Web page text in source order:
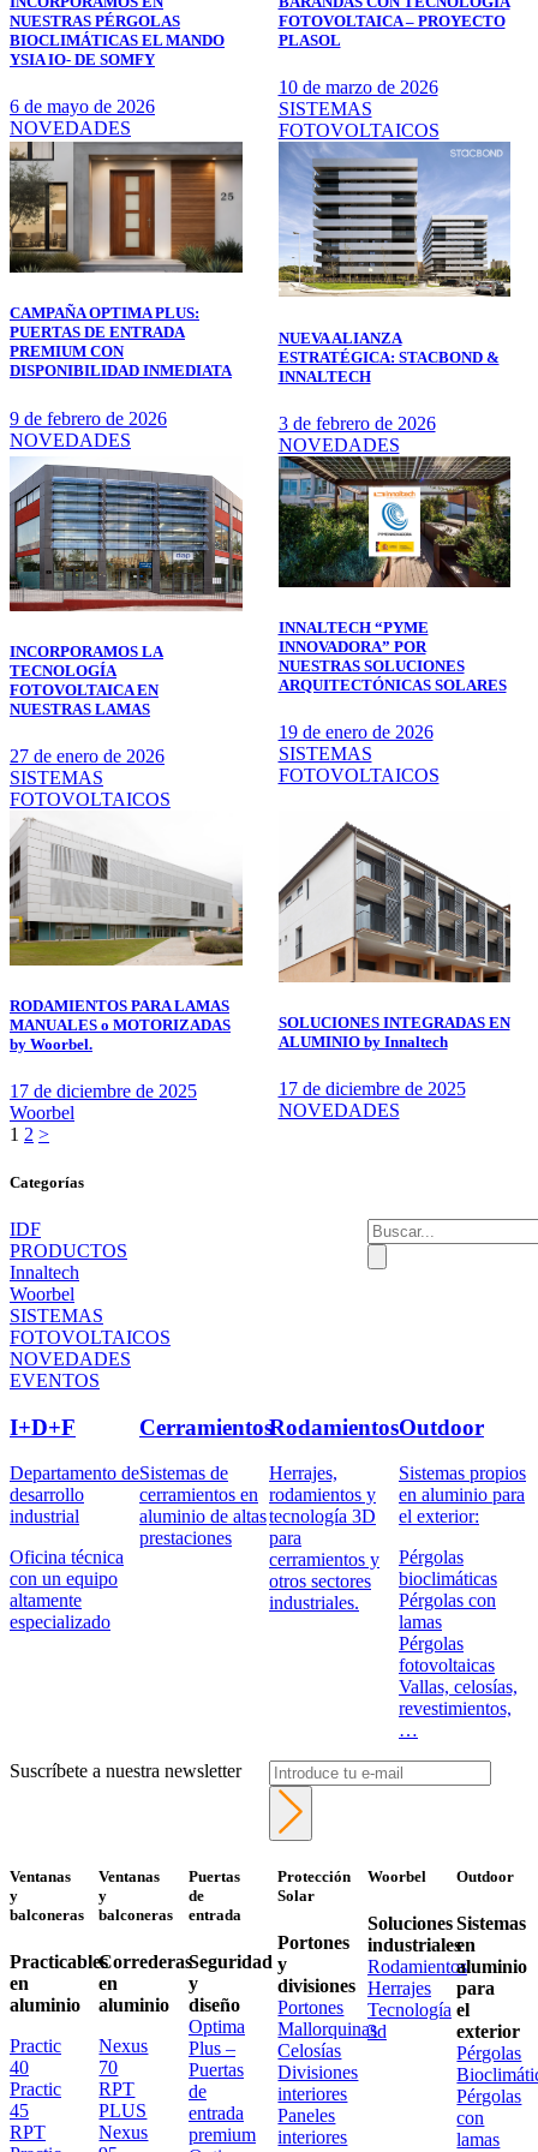
NUESTRAS PÉRGOLAS
BIOCLIMÁTICAS EL MANDO
YSIA IO- DE SOMFY
6 de mayo de 2026
NOVEDADES
FOTOVOLTAICA – PROYECTO
PLASOL
10 de marzo de 2026
SISTEMAS
FOTOVOLTAICOS
CAMPAÑA OPTIMA PLUS:
PUERTAS DE ENTRADA
PREMIUM CON
DISPONIBILIDAD INMEDIATA
9 de febrero de 2026
NOVEDADES
NUEVA ALIANZA
ESTRATÉGICA: STACBOND &
INNALTECH
3 de febrero de 2026
NOVEDADES
INCORPORAMOS LA
TECNOLOGÍA
FOTOVOLTAICA EN
NUESTRAS LAMAS
27 de enero de 2026
SISTEMAS
FOTOVOLTAICOS
INNALTECH “PYME
INNOVADORA” POR
NUESTRAS SOLUCIONES
ARQUITECTÓNICAS SOLARES
19 de enero de 2026
SISTEMAS
FOTOVOLTAICOS
RODAMIENTOS PARA LAMAS
MANUALES o MOTORIZADAS
by Woorbel.
17 de diciembre de 2025
Woorbel
SOLUCIONES INTEGRADAS EN
ALUMINIO by Innaltech
17 de diciembre de 2025
NOVEDADES
1 2 >
Categorías
IDF
PRODUCTOS
Innaltech
Woorbel
SISTEMAS
FOTOVOLTAICOS
NOVEDADES
EVENTOS
I+D+F
Departamento de
desarrollo
industrial
Oficina técnica
con un equipo
altamente
especializado
Cerramientos
Sistemas de
cerramientos en
aluminio de altas
prestaciones
Rodamientos
Herrajes,
rodamientos y
tecnología 3D
para
cerramientos y
otros sectores
industriales.
Outdoor
Sistemas propios
en aluminio para
el exterior:
Pérgolas
bioclimáticas
Pérgolas con
lamas
Pérgolas
fotovoltaicas
Vallas, celosías,
revestimientos,
…
Suscríbete a nuestra newsletter
Ventanas
y
balconeras
Practicables
en
aluminio
Practic
40
Practic
45
RPT
Ventanas
y
balconeras
Correderas
en
aluminio
Nexus
70
RPT
PLUS
Nexus
Puertas
de
entrada
Seguridad
y
diseño
Optima
Plus –
Puertas
de
entrada
premium
Protección
Solar
Portones
y
divisiones
Portones
Mallorquinas
Celosías
Divisiones
interiores
Paneles
interiores
Woorbel
Soluciones
industriales
Rodamientos
Herrajes
Tecnología
3d
Outdoor
Sistemas
en
aluminio
para
el
exterior
Pérgolas
Pérgolas
con
lamas